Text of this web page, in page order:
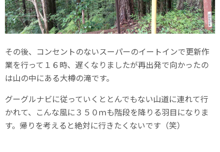
その後、コンセントのないスーパーのイートインで更新作
業を行って１６時、遅くなりましたが再出発で向かったの
は山の中にある大樽の滝です。
グーグルナビに従っていくととんでもない山道に連れて行
かれて、こんな風に３５０ｍも階段を降りる羽目になりま
す。帰りを考えると絶対に行きたくないです（笑）